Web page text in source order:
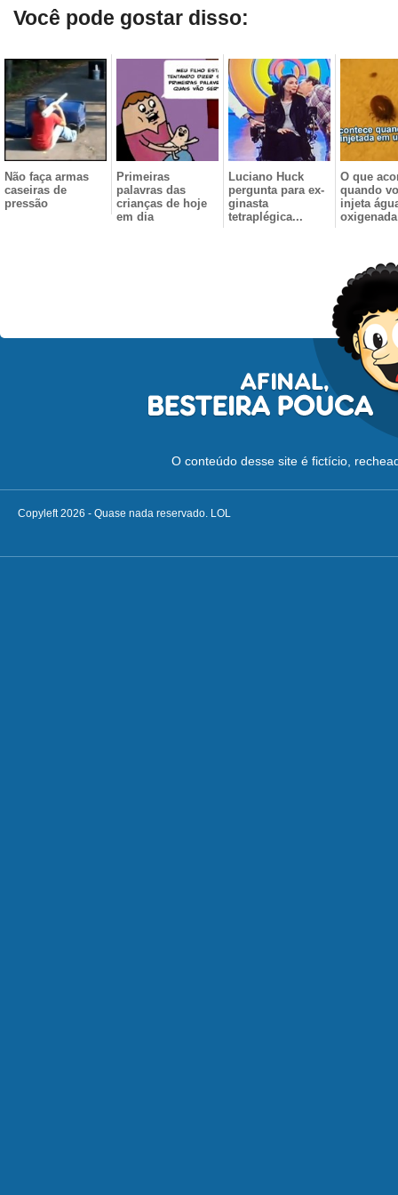
Você pode gostar disso:
Não faça armas
caseiras de
pressão
Primeiras
palavras das
crianças de hoje
em dia
Luciano Huck
pergunta para ex-
ginasta
tetraplégica...
O que
quando
injeta
O conteúdo desse site é fictício,
Copyleft 2026 - Quase nada reservado. LOL